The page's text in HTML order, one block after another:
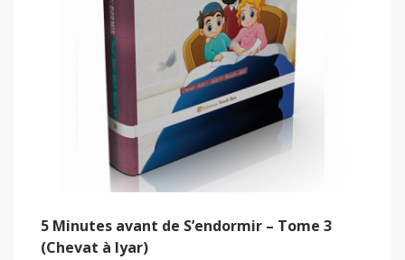
5 Minutes avant de S’endormir – Tome 3
(Chevat à Iyar)